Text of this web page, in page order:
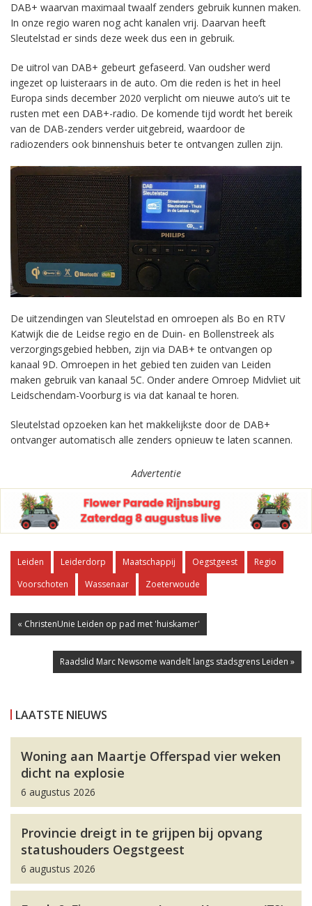
DAB+ waarvan maximaal twaalf zenders gebruik kunnen maken.
In onze regio waren nog acht kanalen vrij. Daarvan heeft
Sleutelstad er sinds deze week dus een in gebruik.
De uitrol van DAB+ gebeurt gefaseerd. Van oudsher werd
ingezet op luisteraars in de auto. Om die reden is het in heel
Europa sinds december 2020 verplicht om nieuwe auto’s uit te
rusten met een DAB+-radio. De komende tijd wordt het bereik
van de DAB-zenders verder uitgebreid, waardoor de
radiozenders ook binnenshuis beter te ontvangen zullen zijn.
De uitzendingen van Sleutelstad en omroepen als Bo en RTV
Katwijk die de Leidse regio en de Duin- en Bollenstreek als
verzorgingsgebied hebben, zijn via DAB+ te ontvangen op
kanaal 9D. Omroepen in het gebied ten zuiden van Leiden
maken gebruik van kanaal 5C. Onder andere Omroep Midvliet uit
Leidschendam-Voorburg is via dat kanaal te horen.
Sleutelstad opzoeken kan het makkelijkste door de DAB+
ontvanger automatisch alle zenders opnieuw te laten scannen.
Advertentie
Leiden Leiderdorp Maatschappij Oegstgeest
Regio
Voorschoten
Wassenaar Zoeterwoude
« ChristenUnie Leiden op pad met 'huiskamer'
Raadslid Marc Newsome wandelt langs stadsgrens Leiden »
LAATSTE NIEUWS
Woning aan Maartje Offerspad vier weken
dicht na explosie
6 augustus 2026
Provincie dreigt in te grijpen bij opvang
statushouders Oegstgeest
6 augustus 2026